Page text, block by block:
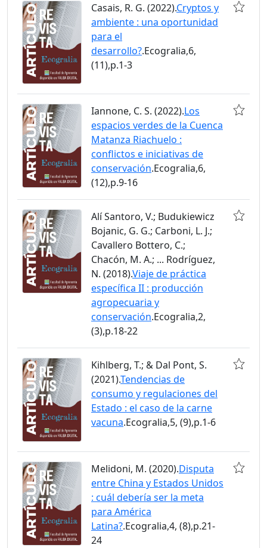
Casais, R. G. (2022).Cryptos y
ambiente : una oportunidad
para el
desarrollo?.Ecogralia,6,
(11),p.1-3
Iannone, C. S. (2022).Los
espacios verdes de la Cuenca
Matanza Riachuelo :
conflictos e iniciativas de
conservación.Ecogralia,6,
(12),p.9-16
Alí Santoro, V.; Budukiewicz
Bojanic, G. G.; Carboni, L. J.;
Cavallero Bottero, C.;
Chacón, M. A.; ... Rodríguez,
N. (2018).Viaje de práctica
específica II : producción
agropecuaria y
conservación.Ecogralia,2,
(3),p.18-22
Kihlberg, T.; & Dal Pont, S.
(2021).Tendencias de
consumo y regulaciones del
Estado : el caso de la carne
vacuna.Ecogralia,5, (9),p.1-6
Melidoni, M. (2020).Disputa
entre China y Estados Unidos
: cuál debería ser la meta
para América
Latina?.Ecogralia,4, (8),p.21-
24